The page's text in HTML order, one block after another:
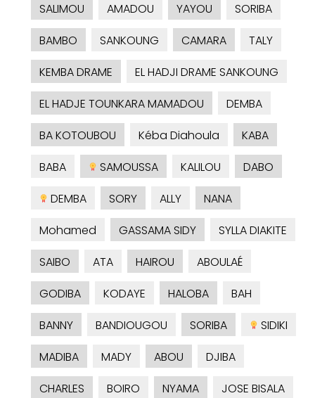
SALIMOU
AMADOU YAYOU
SORIBA
BAMBO
SANKOUNG CAMARA
TALY
KEMBA DRAME
EL HADJI DRAME SANKOUNG
EL HADJE TOUNKARA MAMADOU
DEMBA
BA KOTOUBOU
Kéba Diahoula
KABA
BABA
SAMOUSSA KALILOU
DABO
DEMBA
SORY ALLY
NANA
Mohamed
GASSAMA SIDY
SYLLA DIAKITE
SAIBO
ATA HAIROU
ABOULAÉ
GODIBA
KODAYE HALOBA
BAH
BANNY
BANDIOUGOU SORIBA
SIDIKI
MADIBA
MADY ABOU
DJIBA
CHARLES
BOIRO NYAMA JOSE BISALA